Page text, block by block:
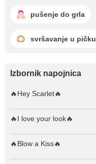
pušenje do grla
svršavanje u pičku
Izbornik napojnica
🔥Hey Scarlet🔥
🔥I love your look🔥
🔥Blow a Kiss🔥